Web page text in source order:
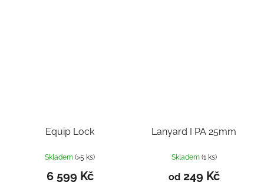
Equip Lock
Skladem(>5 ks)
6 599 Kč
Lanyard I PA 25mm
Skladem (1 ks)
od249 Kč